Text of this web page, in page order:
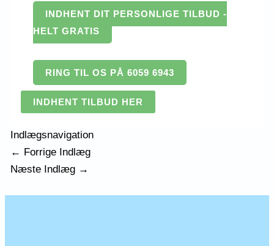
INDHENT DIT PERSONLIGE TILBUD -
HELT GRATIS
RING TIL OS PÅ 6059 6943
INDHENT TILBUD HER
Indlægsnavigation
← Forrige Indlæg
Næste Indlæg →